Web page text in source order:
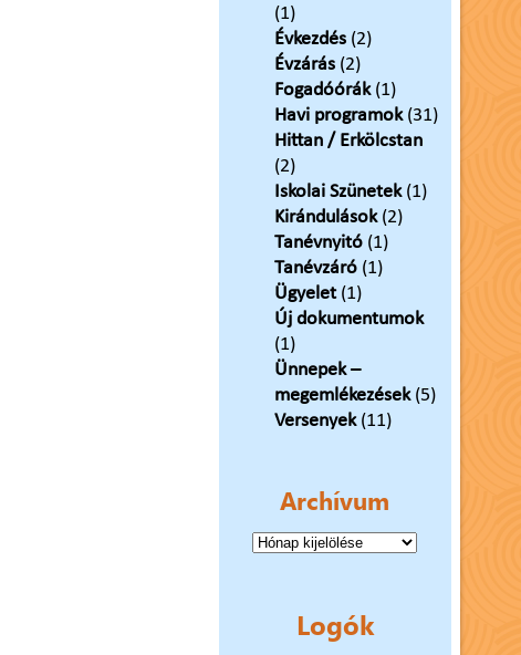
(1)
Évkezdés(2)
Évzárás(2)
Fogadóórák(1)
Havi programok(31)
Hittan / Erkölcstan
(2)
Iskolai Szünetek(1)
Kirándulások(2)
Tanévnyitó(1)
Tanévzáró(1)
Ügyelet(1)
Új dokumentumok
(1)
Ünnepek –
megemlékezések(5)
Versenyek(11)
Archívum
Archívum
Logók